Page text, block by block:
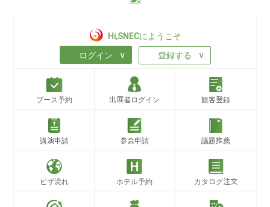
Hi,SNECにようこそ
ログイン ∨ 登録する ∨
ブース予約 出展者ログイン 観客登録
講演申請 参会申請 議題推薦
ビザ流れ ホテル予約 カタログ注文